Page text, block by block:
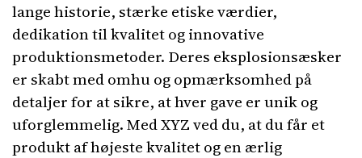
lange historie, stærke etiske værdier,
dedikation til kvalitet og innovative
produktionsmetoder. Deres eksplosionsæsker
er skabt med omhu og opmærksomhed på
detaljer for at sikre, at hver gave er unik og
uforglemmelig. Med XYZ ved du, at du får et
produkt af højeste kvalitet og en ærlig